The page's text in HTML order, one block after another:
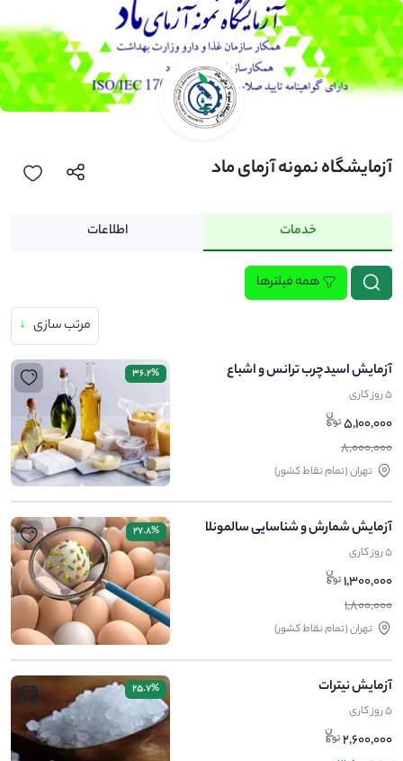
آزمایشگاه نمونه آزمای ماد
خدمات اطلاعات
همه فیلترها
مرتب سازی ↓
آزمایش اسیدچرب ترانس و اشباع
5 روز کاری
5,100,000
8,000,000
تهران (تمام نقاط کشور)
36.2%
آزمایش شمارش و شناسایی سالمونلا
5 روز کاری
1,300,000
1,800,000
تهران (تمام نقاط کشور)
27.8%
آزمایش نیترات
5 روز کاری
2,600,000
25.7%